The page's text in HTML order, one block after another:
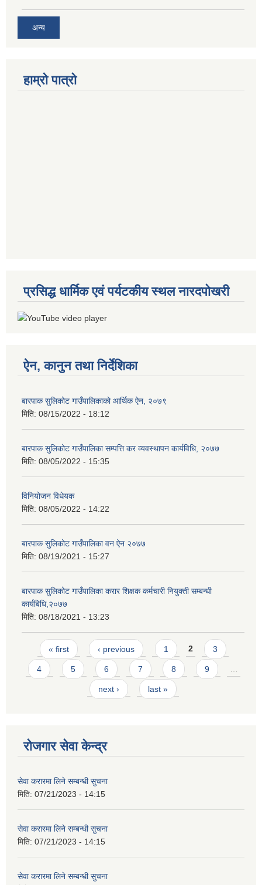
अन्य
हाम्रो पात्रो
प्रसिद्ध धार्मिक एवं पर्यटकीय स्थल नारदपोखरी
ऐन, कानुन तथा निर्देशिका
बारपाक सुलिकोट गाउँपालिकाको आर्थिक ऐन, २०७९
मिति: 08/15/2022 - 18:12
बारपाक सुलिकोट गाउँपालिका सम्पत्ति कर व्यवस्थापन कार्यविधि, २०७७
मिति: 08/05/2022 - 15:35
विनियोजन विधेयक
मिति: 08/05/2022 - 14:22
बारपाक सुलिकोट गाउँपालिका वन ऐन २०७७
मिति: 08/19/2021 - 15:27
बारपाक सुलिकोट गाउँपालिका करार शिक्षक कर्मचारी नियुक्ती सम्बन्धी
कार्यबिधि,२०७७
मिति: 08/18/2021 - 13:23
Pages
« first ‹ previous 1 2 3
4 5 6 7 8 9 …
next › last »
रोजगार सेवा केन्द्र
सेवा करारमा लिने सम्बन्धी सुचना
मिति: 07/21/2023 - 14:15
सेवा करारमा लिने सम्बन्धी सुचना
मिति: 07/21/2023 - 14:15
सेवा करारमा लिने सम्बन्धी सुचना